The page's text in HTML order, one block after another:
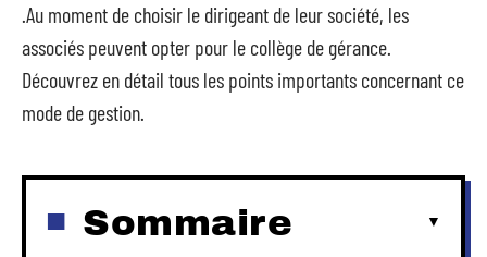
.Au moment de choisir le dirigeant de leur société, les
associés peuvent opter pour le collège de gérance.
Découvrez en détail tous les points importants concernant ce
mode de gestion.
Sommaire